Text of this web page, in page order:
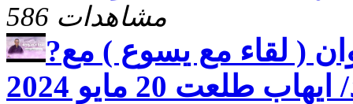
586 مشاهدات
?ما مفتوحه وحلقة بعنوان ( لقاء مع يسوع ) مع